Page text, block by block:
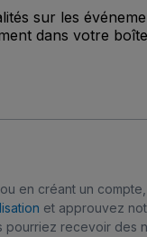
sur les
dans votre
en créant un
et approuvez
pourriez recevoir des